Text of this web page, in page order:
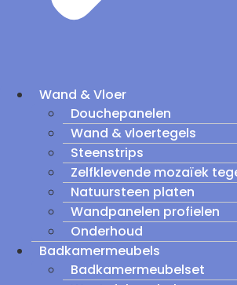
Wand & Vloer
Douchepanelen
Wand & vloertegels
Steenstrips
Zelfklevende mozaïek
Natuursteen platen
Wandpanelen profielen
Onderhoud
Badkamermeubels
Badkamermeubelset